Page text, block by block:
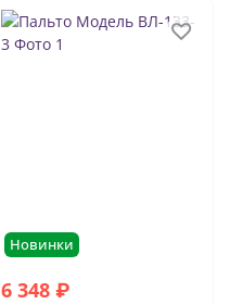
Новинки
6 348 ₽